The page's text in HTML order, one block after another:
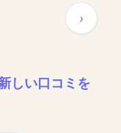
しい口コミを